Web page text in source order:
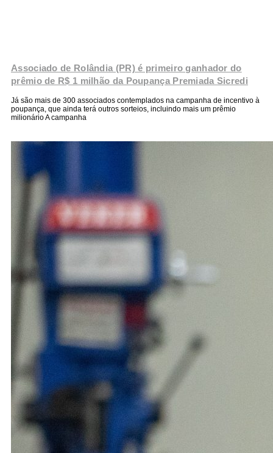
Associado de Rolândia (PR) é primeiro ganhador do
prêmio de R$ 1 milhão da Poupança Premiada Sicredi
Já são mais de 300 associados contemplados na campanha de incentivo à
poupança, que ainda terá outros sorteios, incluindo mais um prêmio
milionário A campanha